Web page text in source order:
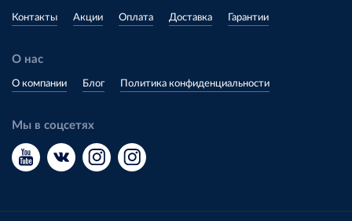
Контакты Акции Оплата Доставка Гарантии
О нас
О компании Блог Политика конфиденциальности
Мы в соцсетях